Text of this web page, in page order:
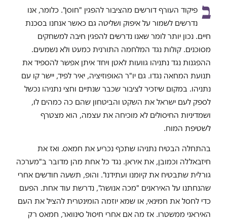
ב פיקוד העורף דורשים מהציבור להפגין "חוסן". כלומר, אנו
נדרשים לשמור על איפוק ושליטה גם כאשר אנחנו בסכנת
חיים. נכון יותר לומר שאנו נדרשים להפגין חיבה למשחקים
מסוכנים. קולות נגד המלחמה התורנית כמעט ולא נשמעים.
ההפגנות נגד נתניהו גוועות לאטן ויחד איתן אפשר להספיד את
תנועת המחאה נגדו. גם יו"ר האופוזיציה, יאיר לפיד, יישר קו עם
נתניהו. במקום שיזכיר לציבור שכבר שנתיים וחצי נתניהו נכשל
לספק לעם ישראל את השקט והביטחון שהם כה כמהים לו,
ושמדיניות החיסולים לא מוכיחה את עצמה, הוא מצטרף
לשטיפת המוח.
בהתחלה הבטיח נתניהו שתכף נכריע את חמאס. ואז את
חיזבאללה וכמובן, את איראן. נגד כל אחת מהן מדובר ב"מערכה
גורלית שתבטיח את קיומנו ועתידנו". והופ, תשעה חודשים אחרי
שהנחתנו על האיראנים "מכה אנושה", נדרשת עוד אחת. הפעם
כדי לחסל את חמינאי, או שמא יוזמה הומינטרית להציל את העם
האיראני ממשטרו. אז מה אם אחרי חיסול סינוואר, חמאס רק